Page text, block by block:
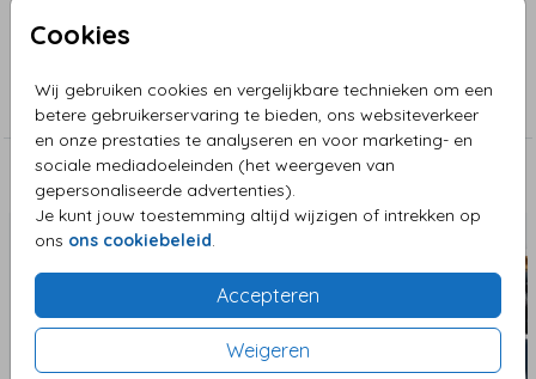
Cookies
Wij gebruiken cookies en vergelijkbare technieken om een
betere gebruikerservaring te bieden, ons websiteverkeer
en onze prestaties te analyseren en voor marketing- en
sociale mediadoeleinden (het weergeven van
gepersonaliseerde advertenties).
Je kunt jouw toestemming altijd wijzigen of intrekken op
ons ons cookiebeleid.
Accepteren
Weigeren
Kerstkaarten Zakelijk
Aanbevolen